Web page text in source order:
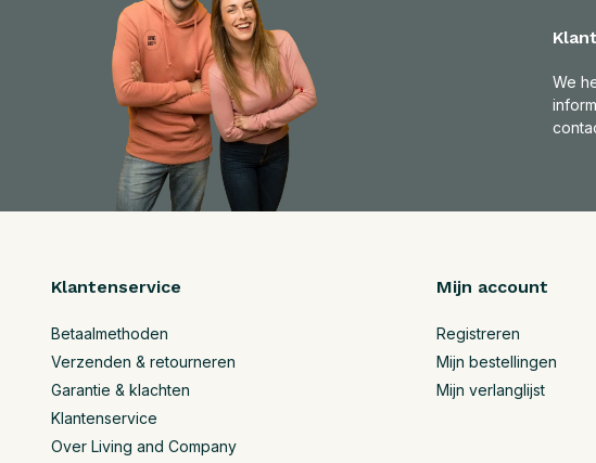
We
Klantenservice
Betaalmethoden
Verzenden & retourneren
Garantie & klachten
Klantenservice
Over Living and Company
Mijn account
Registreren
Mijn bestellingen
Mijn verlanglijst